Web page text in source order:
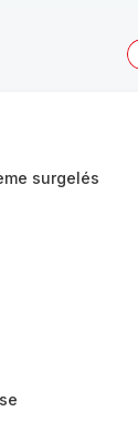
surgelés